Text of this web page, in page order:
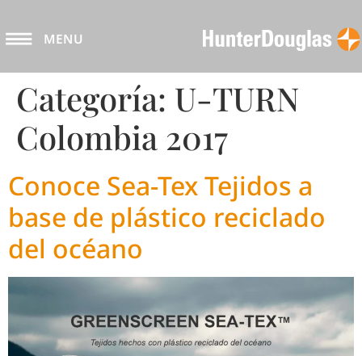
MENU
Categoría: U-TURN
Colombia 2017
Conoce Sea-Tex Tejidos a
base de plástico reciclado
del océano